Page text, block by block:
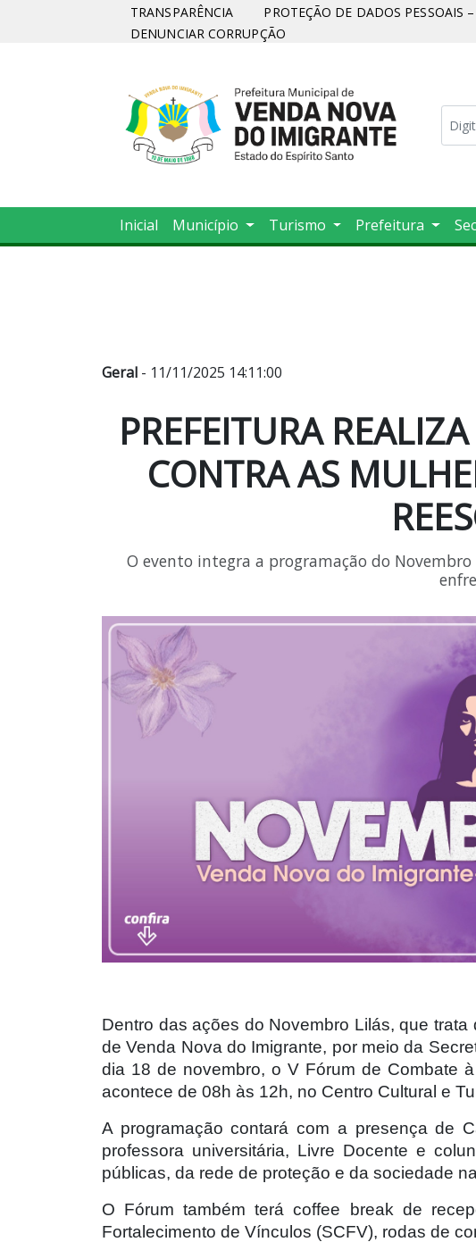
TRANSPARÊNCIA PROTEÇÃO DE DADOS PESSOAIS
DENUNCIAR CORRUPÇÃO
Inicial Município Turismo Prefeitura
Geral - 11/11/2025 14:11:00
PREFEITURA
CONTRA AS
O evento integra a programação do
Dentro das ações do Novembro Lilás, que
de Venda Nova do Imigrante, por meio da
dia 18 de novembro, o V Fórum de Combate
acontece de 08h às 12h, no Centro Cultural e
A programação contará com a presença de
professora universitária, Livre Docente e
públicas, da rede de proteção e da sociedade
O Fórum também terá coffee break de
Fortalecimento de Vínculos (SCFV), rodas de